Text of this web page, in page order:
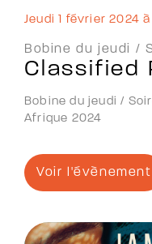
jeudi 1 février 2024
Bobine du jeudi /
Classified
Bobine du jeudi /
Afrique 2024
Voir l'évènement